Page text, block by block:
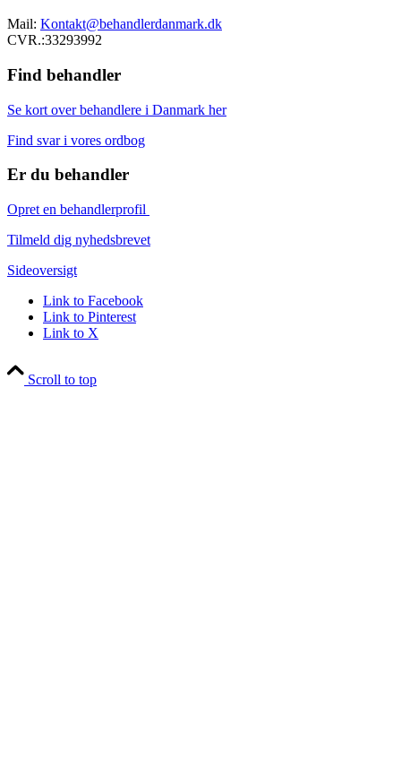
Mail: Kontakt@behandlerdanmark.dk
CVR.:33293992
Find behandler
Se kort over behandlere i Danmark her
Find svar i vores ordbog
Er du behandler
Opret en behandlerprofil
Tilmeld dig nyhedsbrevet
Sideoversigt
Link to Facebook
Link to Pinterest
Link to X
Scroll to top